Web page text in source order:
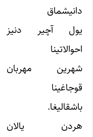
دانیشماق
یول آچیر دنیز
احوالاتینا
شهرین مهربان
قوجاغینا
باشقالیغا.
هردن یالان